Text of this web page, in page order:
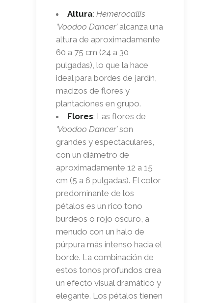
Altura: Hemerocallis
‘Voodoo Dancer’alcanza una
altura de aproximadamente
60 a 75 cm (24 a 30
pulgadas), lo que la hace
ideal para bordes de jardín,
macizos de flores y
plantaciones en grupo.
Flores: Las flores de
‘Voodoo Dancer’son
grandes y espectaculares,
con un diámetro de
aproximadamente 12 a 15
cm (5 a 6 pulgadas). El color
predominante de los
pétalos es un rico tono
burdeos o rojo oscuro, a
menudo con un halo de
púrpura más intenso hacia el
borde. La combinación de
estos tonos profundos crea
un efecto visual dramático y
elegante. Los pétalos tienen